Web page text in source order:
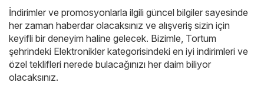
İndirimler ve promosyonlarla ilgili güncel bilgiler sayesinde
her zaman haberdar olacaksınız ve alışveriş sizin için
keyifli bir deneyim haline gelecek. Bizimle, Tortum
şehrindeki Elektronikler kategorisindeki en iyi indirimleri ve
özel teklifleri nerede bulacağınızı her daim biliyor
olacaksınız.